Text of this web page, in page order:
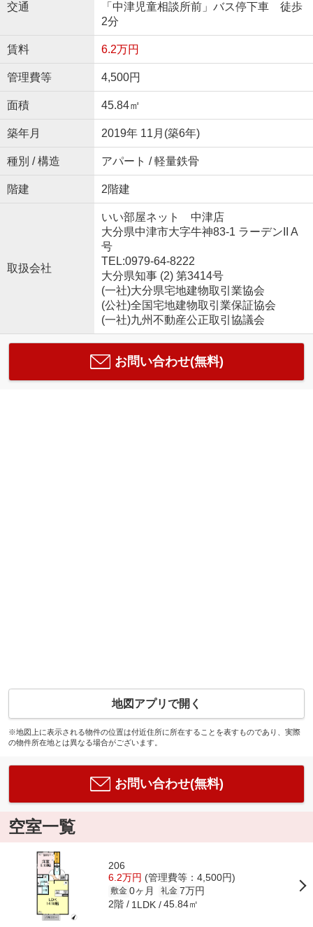
交通
「中津児童相談所前」バス停下車 徒歩
2分
賃料 6.2万円
管理費等 4,500円
面積 45.84㎡
築年月 2019年 11月(築6年)
種別 / 構造 アパート / 軽量鉄骨
階建 2階建
取扱会社
いい部屋ネット 中津店
大分県中津市大字牛神83-1 ラーデンII A
号
TEL:0979-64-8222
大分県知事 (2) 第3414号
(一社)大分県宅地建物取引業協会
(公社)全国宅地建物取引業保証協会
(一社)九州不動産公正取引協議会
お問い合わせ(無料)
地図アプリで開く
※地図上に表示される物件の位置は付近住所に所在することを表すものであり、実際
の物件所在地とは異なる場合がございます。
お問い合わせ(無料)
空室一覧
206
6.2万円 (管理費等：4,500円)
敷金 0ヶ月 礼金 7万円
2階 1LDK 45.84㎡